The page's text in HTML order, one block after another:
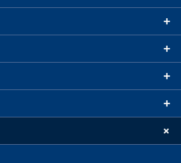
+
+
+
+
+